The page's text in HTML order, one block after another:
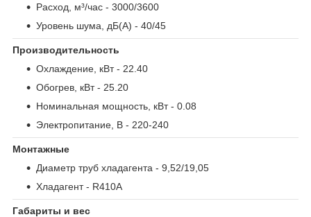
Расход, м³/час - 3000/3600
Уровень шума, дБ(А) - 40/45
Производительность
Охлаждение, кВт- 22.40
Обогрев, кВт- 25.20
Номинальная мощность, кВт- 0.08
Электропитание, В - 220-240
Монтажные
Диаметр труб хладагента - 9,52/19,05
Хладагент- R410A
Габариты и вес